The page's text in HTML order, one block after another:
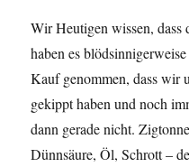
Wir Heutigen wissen,
haben es
Kauf genommen, dass wir
gekippt haben und noch
dann gerade nicht.
Dünnsäure, Öl, Schrott –